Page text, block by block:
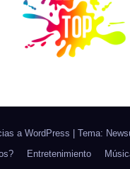
a WordPress Tema:
Entretenimiento